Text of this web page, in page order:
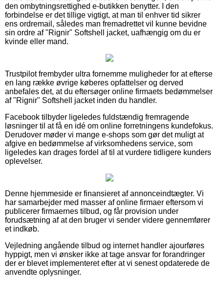
den ombytningsrettighed e-butikken benytter. I den
forbindelse er det tillige vigtigt, at man til enhver tid sikrer
ens ordremail, således man fremadrettet vil kunne bevidne
sin ordre af "Rignir" Softshell jacket, uafhængig om du er
kvinde eller mand.
Trustpilot frembyder ultra fornemme muligheder for at efterse
en lang række øvrige køberes opfattelser og derved
anbefales det, at du eftersøger online firmaets bedømmelser
af "Rignir" Softshell jacket inden du handler.
Facebook tilbyder ligeledes fuldstændig fremragende
løsninger til at få en idé om online forretningens kundefokus.
Derudover møder vi mange e-shops som gør det muligt at
afgive en bedømmelse af virksomhedens service, som
ligeledes kan drages fordel af til at vurdere tidligere kunders
oplevelser.
Denne hjemmeside er finansieret af annonceindtægter. Vi
har samarbejder med masser af online firmaer eftersom vi
publicerer firmaernes tilbud, og får provision under
forudsætning af at den bruger vi sender videre gennemfører
et indkøb.
Vejledning angående tilbud og internet handler ajourføres
hyppigt, men vi ønsker ikke at tage ansvar for forandringer
der er blevet implementeret efter at vi senest opdaterede de
anvendte oplysninger.